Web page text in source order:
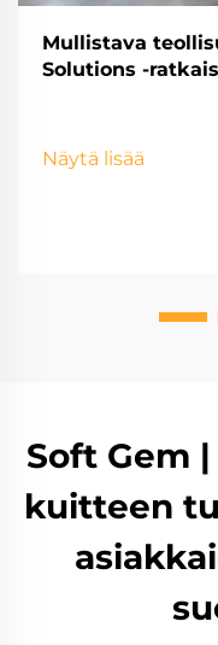
Mullistava
Solutions -
Näytä lisää
Soft Gem
kuitteen